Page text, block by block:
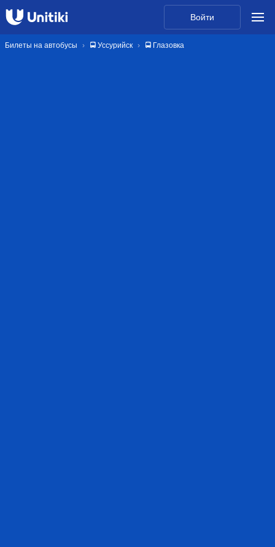
Войти
Билеты на автобусы 🚍 Уссурийск 🚍 Глазовка